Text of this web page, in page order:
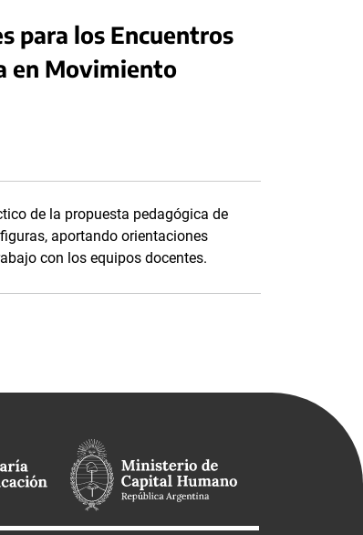
para los Encuentros
en Movimiento
de la propuesta pedagógica de
aportando orientaciones
con los equipos docentes.